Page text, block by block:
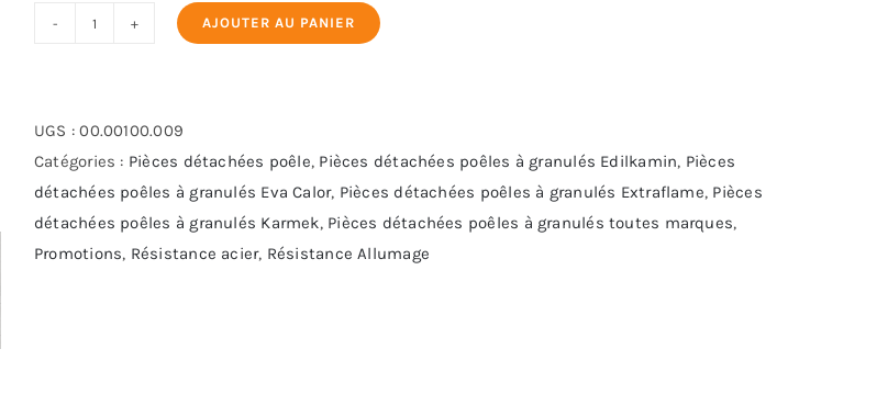
Bougie
3.8G
10-
140-
270
AJOUTER AU PANIER
UGS :00.00100.009
Catégories : Pièces détachées poêle, Pièces détachées poêles à granulés Edilkamin, Pièces
détachées poêles à granulés Eva Calor, Pièces détachées poêles à granulés Extraflame, Pièces
détachées poêles à granulés Karmek, Pièces détachées poêles à granulés toutes marques,
Promotions, Résistance acier, Résistance Allumage